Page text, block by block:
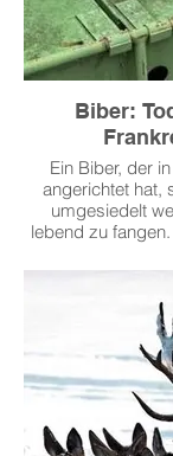
Biber:
Ein Biber, der
angerichtet hat,
umgesiedelt
lebend zu
das Projekt